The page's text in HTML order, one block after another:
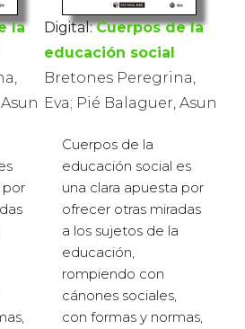
la
por
Digital: Cuerpos de la
educación social
Bretones Peregrina,
Eva; Pié Balaguer, Asun
Cuerpos de la
educación social es
una clara apuesta por
ofrecer otras miradas
a los sujetos de la
educación,
rompiendo con
cánones sociales,
con formas y normas,